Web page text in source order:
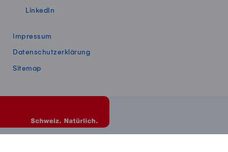
LinkedIn
Impressum
Datenschutzerklärung
Sitemap